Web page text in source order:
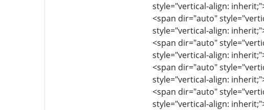
style="vertical-align:
<span dir="auto"
style="vertical-align:
<span dir="auto"
style="vertical-align:
<span dir="auto"
style="vertical-align:
<span dir="auto"
style="vertical-align: